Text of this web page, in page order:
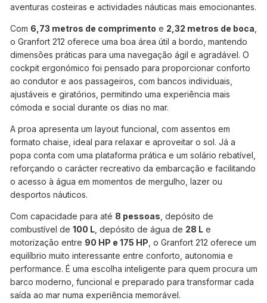
aventuras costeiras e actividades náuticas mais emocionantes.
Com 6,73 metros de comprimento e 2,32 metros de boca
o Granfort 212 oferece uma boa área útil a bordo, mantendo
dimensões práticas para uma navegação ágil e agradável. O
cockpit ergonómico foi pensado para proporcionar conforto
ao condutor e aos passageiros, com bancos individuais,
ajustáveis e giratórios, permitindo uma experiência mais
cómoda e social durante os dias no mar.
A proa apresenta um layout funcional, com assentos em
formato chaise, ideal para relaxar e aproveitar o sol. Já a
popa conta com uma plataforma prática e um solário rebatível,
reforçando o carácter recreativo da embarcação e facilitando
o acesso à água em momentos de mergulho, lazer ou
desportos náuticos.
Com capacidade para até 8 pessoas , depósito de
combustível de 100 L , depósito de água de 28 L e
motorização entre 90 HP e 175 HP , o Granfort 212 oferece um
equilíbrio muito interessante entre conforto, autonomia e
performance. É uma escolha inteligente para quem procura um
barco moderno, funcional e preparado para transformar cada
saída ao mar numa experiência memorável.